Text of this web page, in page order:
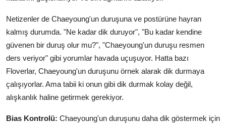
Netizenler de Chaeyoung'un duruşuna ve postürüne hayran
kalmış durumda. "Ne kadar dik duruyor", "Bu kadar kendine
güvenen bir duruş olur mu?", "Chaeyoung'un duruşu resmen
ders veriyor" gibi yorumlar havada uçuşuyor. Hatta bazı
Floverlar, Chaeyoung'un duruşunu örnek alarak dik durmaya
çalışıyorlar. Ama tabii ki onun gibi dik durmak kolay değil,
alışkanlık haline getirmek gerekiyor.
Bias Kontrolü: Chaeyoung'un duruşunu daha dik göstermek için